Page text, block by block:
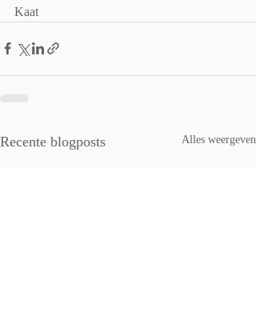
Kaat
Recente blogposts Alles weergeven